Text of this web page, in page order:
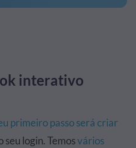
interativo
primeiro passo será criar
seu login. Temosvários